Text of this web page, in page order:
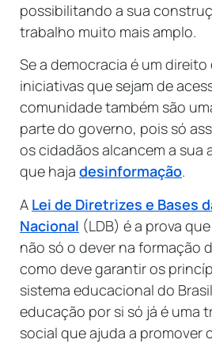
possibilitando a sua
trabalho muito mais amplo.
Se a democracia é um
iniciativas que sejam de
comunidade também são
parte do governo, pois só
os cidadãos alcancem a sua
que haja desinformação.
A Lei de Diretrizes e Bases
Nacional (LDB) é a prova
não só o dever na formação
como deve garantir os
sistema educacional do
educação por si só já é uma
social que ajuda a promover